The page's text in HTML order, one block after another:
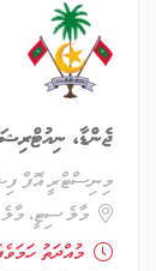
ޖެންޑާ،
މިނިސްޓްރީ އޮފް
މާލެ ސިޓީ، މާލެ
މުއްދަތު